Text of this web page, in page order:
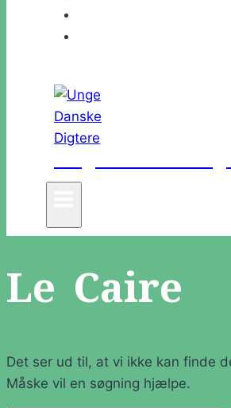
Unge Danske
Le Caire
Det ser ud til, at vi ikke kan finde
Måske vil en søgning hjælpe.